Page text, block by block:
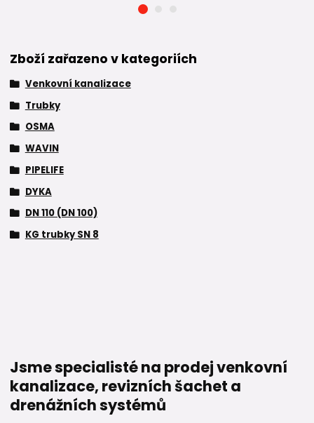
Zboží zařazeno v kategoriích
Venkovní kanalizace
Trubky
OSMA
WAVIN
PIPELIFE
DYKA
DN 110 (DN 100)
KG trubky SN 8
Jsme specialisté na prodej venkovní
kanalizace, revizních šachet a
drenážních systémů